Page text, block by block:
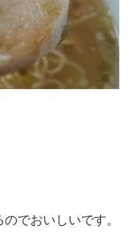
でおいしいです。